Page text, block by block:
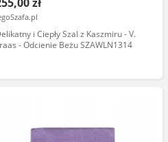
i Ciepły Szal z Kaszmiru - V.
- Odcienie Beżu SZAWLN1314